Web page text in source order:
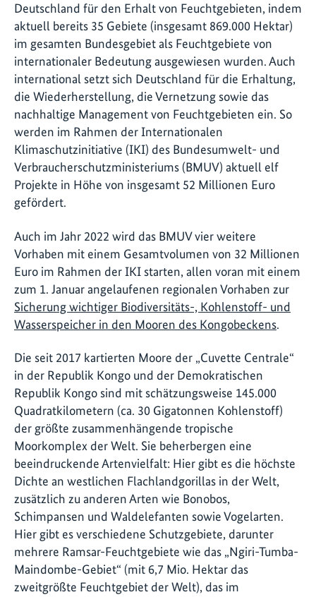
Deutschland für den Erhalt von Feuchtgebieten, indem
aktuell bereits 35 Gebiete (insgesamt 869.000 Hektar)
im gesamten Bundesgebiet als Feuchtgebiete von
internationaler Bedeutung ausgewiesen wurden. Auch
international setzt sich Deutschland für die Erhaltung,
die Wiederherstellung, die Vernetzung sowie das
nachhaltige Management von Feuchtgebieten ein. So
werden im Rahmen der Internationalen
Klimaschutzinitiative (IKI) des Bundesumwelt- und
Verbraucherschutzministeriums (BMUV) aktuell elf
Projekte in Höhe von insgesamt 52 Millionen Euro
gefördert.
Auch im Jahr 2022 wird das BMUV vier weitere
Vorhaben mit einem Gesamtvolumen von 32 Millionen
Euro im Rahmen der IKI starten, allen voran mit einem
zum 1. Januar angelaufenen regionalen Vorhaben zur
Sicherung wichtiger Biodiversitäts-, Kohlenstoff- und
Wasserspeicher in den Mooren des Kongobeckens.
Die seit 2017 kartierten Moore der „Cuvette Centrale“
in der Republik Kongo und der Demokratischen
Republik Kongo sind mit schätzungsweise 145.000
Quadratkilometern (ca. 30 Gigatonnen Kohlenstoff)
der größte zusammenhängende tropische
Moorkomplex der Welt. Sie beherbergen eine
beeindruckende Artenvielfalt: Hier gibt es die höchste
Dichte an westlichen Flachlandgorillas in der Welt,
zusätzlich zu anderen Arten wie Bonobos,
Schimpansen und Waldelefanten sowie Vogelarten.
Hier gibt es verschiedene Schutzgebiete, darunter
mehrere Ramsar-Feuchtgebiete wie das „Ngiri-Tumba-
Maindombe-Gebiet“ (mit 6,7 Mio. Hektar das
zweitgrößte Feuchtgebiet der Welt), das im